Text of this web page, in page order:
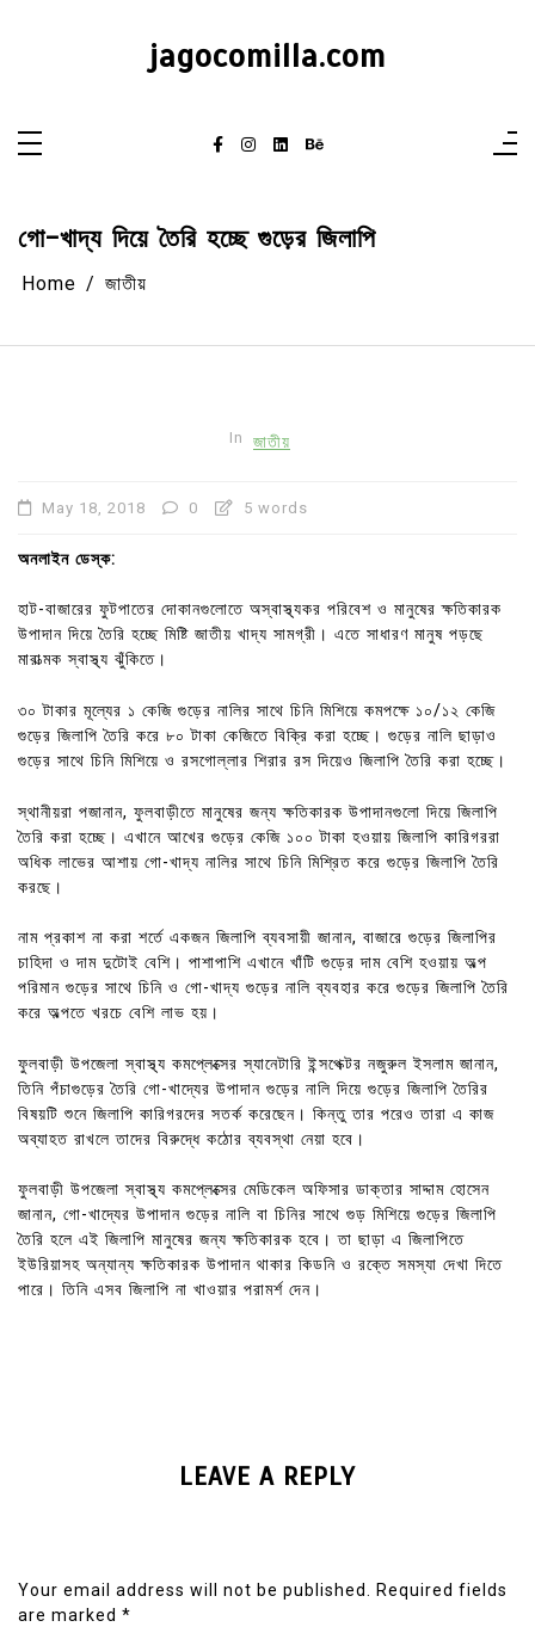
jagocomilla.com
গো-খাদ্য দিয়ে তৈরি হচ্ছে গুড়ের জিলাপি
Home জাতীয়
In জাতীয়
May 18, 2018 0 5 words
অনলাইন ডেস্ক:
হাট-বাজারের ফুটপাতের দোকানগুলোতে অস্বাস্থ্যকর পরিবেশ ও মানুষের ক্ষতিকারক
উপাদান দিয়ে তৈরি হচ্ছে মিষ্টি জাতীয় খাদ্য সামগ্রী। এতে সাধারণ মানুষ পড়ছে
মারাত্মক স্বাস্থ্য ঝুঁকিতে।
৩০ টাকার মূল্যের ১ কেজি গুড়ের নালির সাথে চিনি মিশিয়ে কমপক্ষে ১০/১২ কেজি
গুড়ের জিলাপি তৈরি করে ৮০ টাকা কেজিতে বিক্রি করা হচ্ছে। গুড়ের নালি ছাড়াও
গুড়ের সাথে চিনি মিশিয়ে ও রসগোল্লার শিরার রস দিয়েও জিলাপি তৈরি করা হচ্ছে।
স্থানীয়রা পজানান, ফুলবাড়ীতে মানুষের জন্য ক্ষতিকারক উপাদানগুলো দিয়ে জিলাপি
তৈরি করা হচ্ছে। এখানে আখের গুড়ের কেজি ১০০ টাকা হওয়ায় জিলাপি কারিগররা
অধিক লাভের আশায় গো-খাদ্য নালির সাথে চিনি মিশ্রিত করে গুড়ের জিলাপি তৈরি
করছে।
নাম প্রকাশ না করা শর্তে একজন জিলাপি ব্যবসায়ী জানান, বাজারে গুড়ের জিলাপির
চাহিদা ও দাম দুটোই বেশি। পাশাপাশি এখানে খাঁটি গুড়ের দাম বেশি হওয়ায় অল্প
পরিমান গুড়ের সাথে চিনি ও গো-খাদ্য গুড়ের নালি ব্যবহার করে গুড়ের জিলাপি তৈরি
করে অল্পতে খরচে বেশি লাভ হয়।
ফুলবাড়ী উপজেলা স্বাস্থ্য কমপ্লেক্সের স্যানেটারি ইন্সপেক্টর নজুরুল ইসলাম জানান,
তিনি পঁচাগুড়ের তৈরি গো-খাদ্যের উপাদান গুড়ের নালি দিয়ে গুড়ের জিলাপি তৈরির
বিষয়টি শুনে জিলাপি কারিগরদের সতর্ক করেছেন। কিন্তু তার পরেও তারা এ কাজ
অব্যাহত রাখলে তাদের বিরুদ্ধে কঠোর ব্যবস্থা নেয়া হবে।
ফুলবাড়ী উপজেলা স্বাস্থ্য কমপ্লেক্সের মেডিকেল অফিসার ডাক্তার সাদ্দাম হোসেন
জানান, গো-খাদ্যের উপাদান গুড়ের নালি বা চিনির সাথে গুড় মিশিয়ে গুড়ের জিলাপি
তৈরি হলে এই জিলাপি মানুষের জন্য ক্ষতিকারক হবে। তা ছাড়া এ জিলাপিতে
ইউরিয়াসহ অন্যান্য ক্ষতিকারক উপাদান থাকার কিডনি ও রক্তে সমস্যা দেখা দিতে
পারে। তিনি এসব জিলাপি না খাওয়ার পরামর্শ দেন।
LEAVE A REPLY
Your email address will not be published.
Required fields
are marked *